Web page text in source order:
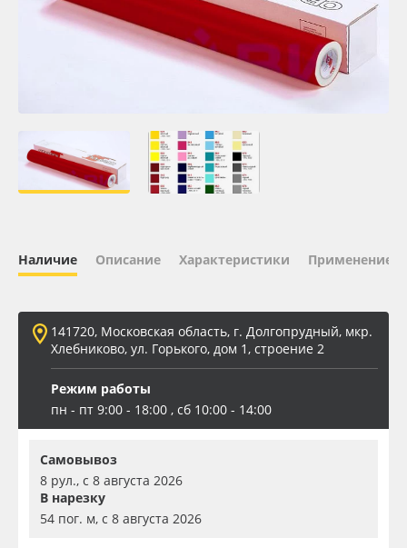
Oracal 641
ПЭТ листовой
Вспененный ПВХ
Баннер
Заготовки для сувениров
Наличие Описание Характеристики Применение
141720, Московская область, г. Долгопрудный, мкр.
Хлебниково, ул. Горького, дом 1, строение 2
Режим работы
пн - пт 9:00 - 18:00 , сб 10:00 - 14:00
Самовывоз
8 рул., с 8 августа 2026
В нарезку
54 пог. м, с 8 августа 2026